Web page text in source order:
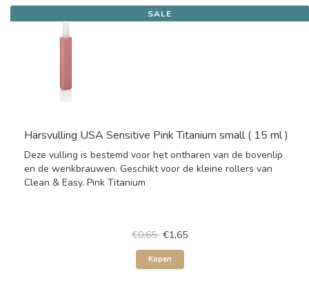
SALE
Harsvulling USA Sensitive Pink Titanium small ( 15 ml )
Deze vulling is bestemd voor het ontharen van de bovenlip
en de wenkbrauwen. Geschikt voor de kleine rollers van
Clean & Easy. Pink Titanium
€0,65 €1,65
Kopen